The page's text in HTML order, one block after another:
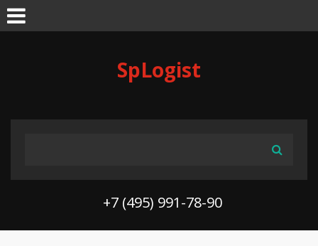
SpLogist
+7 (495) 991-78-90